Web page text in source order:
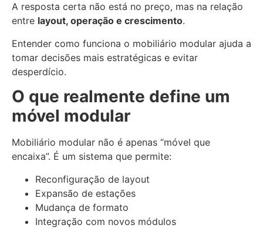
A resposta certa não está no preço, mas na relação
entre layout, operação e crescimento.
Entender como funciona o mobiliário modular ajuda a
tomar decisões mais estratégicas e evitar
desperdício.
O que realmente define um
móvel modular
Mobiliário modular não é apenas “móvel que
encaixa”. É um sistema que permite:
Reconfiguração de layout
Expansão de estações
Mudança de formato
Integração com novos módulos